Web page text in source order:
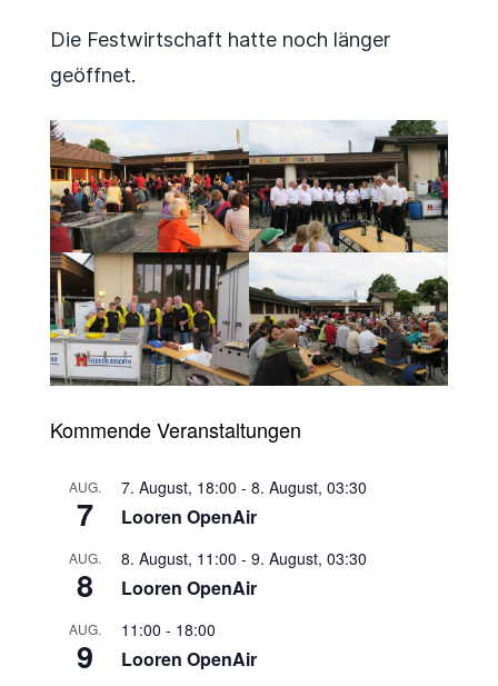
Die Festwirtschaft hatte noch länger
geöffnet.
Kommende Veranstaltungen
AUG.
7
7. August, 18:00 - 8. August, 03:30
Looren OpenAir
AUG.
8
8. August, 11:00 - 9. August, 03:30
Looren OpenAir
AUG.
9
11:00 - 18:00
Looren OpenAir